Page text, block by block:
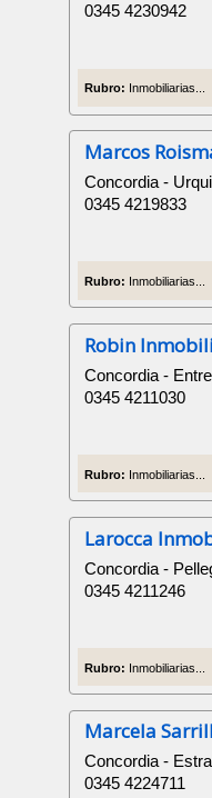
0345 4230942
Rubro: Inmobiliarias...
Marcos
Concordia -
0345 4219833
Rubro: Inmobiliarias...
Robin
Concordia -
0345 4211030
Rubro: Inmobiliarias...
Larocca
Concordia -
0345 4211246
Rubro: Inmobiliarias...
Marcela
Concordia -
0345 4224711